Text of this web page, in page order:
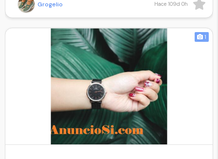
Grogelio Hace 109d 0h
1